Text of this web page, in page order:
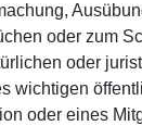
oder zum
oder
wichtigen
oder eines